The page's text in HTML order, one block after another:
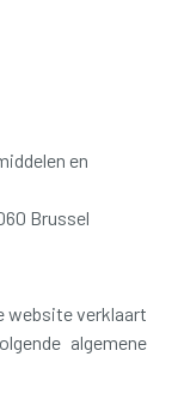
en
Brussel
website verklaart
algemene